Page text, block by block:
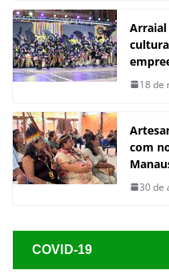
18 de
com
30 de
COVID-19